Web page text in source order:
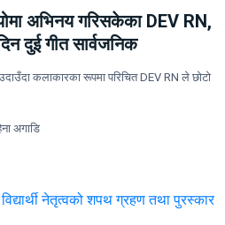
अभिनय गरिसकेका DEV RN,
दुई गीत सार्वजनिक
कलाकारका रूपमा परिचित DEV RN ले छोटो
अगाडि